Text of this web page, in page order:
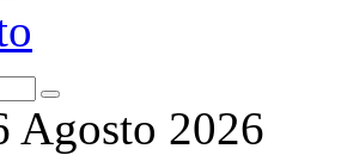
Agosto 2026